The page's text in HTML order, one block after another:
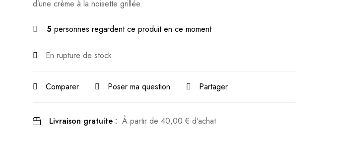
d’une crème à la noisette grillée.
5 personnes regardent ce produit en ce moment
En rupture de stock
Comparer Poser ma question Partager
Livraison gratuite : À partir de 40,00 € d'achat